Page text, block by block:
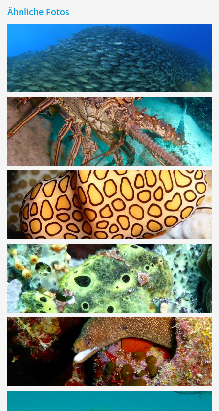
Ähnliche Fotos